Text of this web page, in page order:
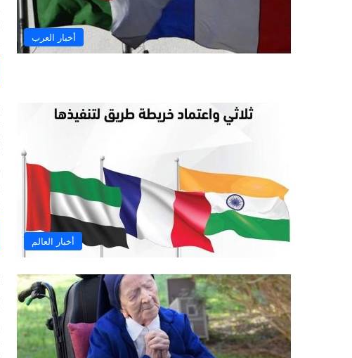
أخبار العرب
أخبار العالم